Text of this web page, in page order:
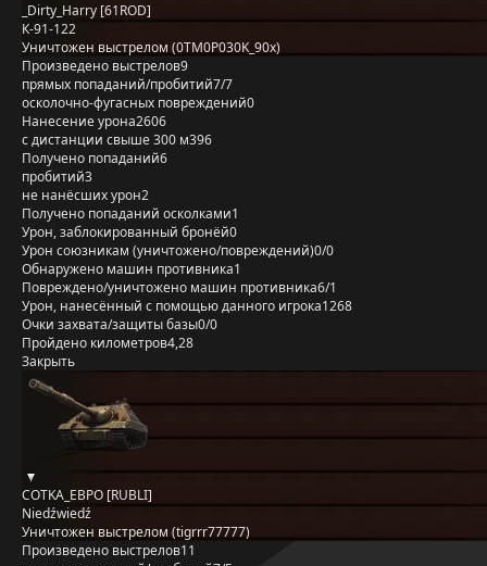
_Dirty_Harry [61ROD]
К-91-122
Уничтожен выстрелом (0TM0P030K_90x)
Произведено выстрелов9
прямых попаданий/пробитий7/7
осколочно-фугасных повреждений0
Нанесение урона2606
с дистанции свыше 300 м396
Получено попаданий6
пробитий3
не нанёсших урон2
Получено попаданий осколками1
Урон, заблокированный бронёй0
Урон союзникам (уничтожено/повреждений)0/0
Обнаружено машин противника1
Повреждено/уничтожено машин противника6/1
Урон, нанесённый с помощью данного игрока1268
Очки захвата/защиты базы0/0
Пройдено километров4,28
Закрыть
COTKA_EBPO [RUBLI]
Niedźwiedź
Уничтожен выстрелом (tigrrr77777)
Произведено выстрелов11